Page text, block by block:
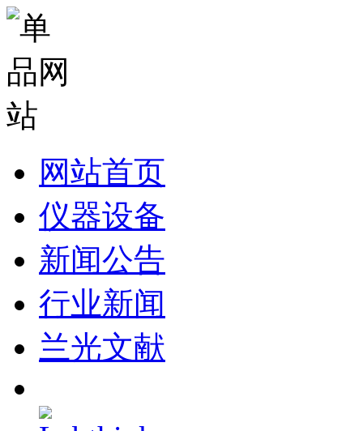
网站首页
仪器设备
新闻公告
行业新闻
兰光文献